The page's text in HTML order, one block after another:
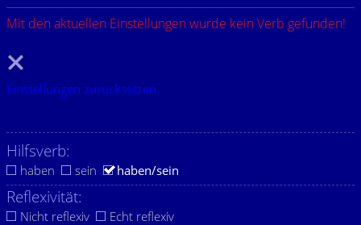
Mit den aktuellen Einstellungen wurde kein Verb gefunden!
Einstellungen zurücksetzen.
Hilfsverb:
haben sein haben/sein
Reflexivität:
Nicht reflexiv
Echt reflexiv